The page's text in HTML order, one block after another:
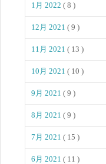
1月 2022 ( 8 )
12月 2021 ( 9 )
11月 2021 ( 13 )
10月 2021 ( 10 )
9月 2021 ( 9 )
8月 2021 ( 9 )
7月 2021 ( 15 )
6月 2021 ( 11 )